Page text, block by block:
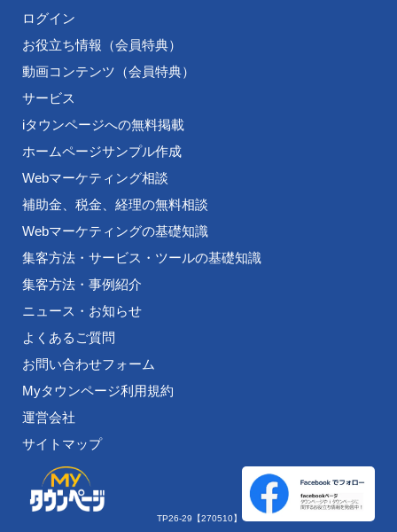
ログイン
お役立ち情報（会員特典）
動画コンテンツ（会員特典）
サービス
iタウンページへの無料掲載
ホームページサンプル作成
Webマーケティング相談
補助金、税金、経理の無料相談
Webマーケティングの基礎知識
集客方法・サービス・ツールの基礎知識
集客方法・事例紹介
ニュース・お知らせ
よくあるご質問
お問い合わせフォーム
Myタウンページ利用規約
運営会社
サイトマップ
TP26-29【270510】